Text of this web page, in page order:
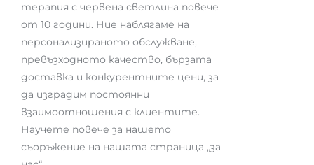
терапия с червена светлина повече
от 10 години. Ние наблягаме на
персонализираното обслужване,
превъзходното качество, бързата
доставка и конкурентните цени, за
да изградим постоянни
взаимоотношения с клиентите.
Научете повече за нашето
съоръжение на нашата страница „за